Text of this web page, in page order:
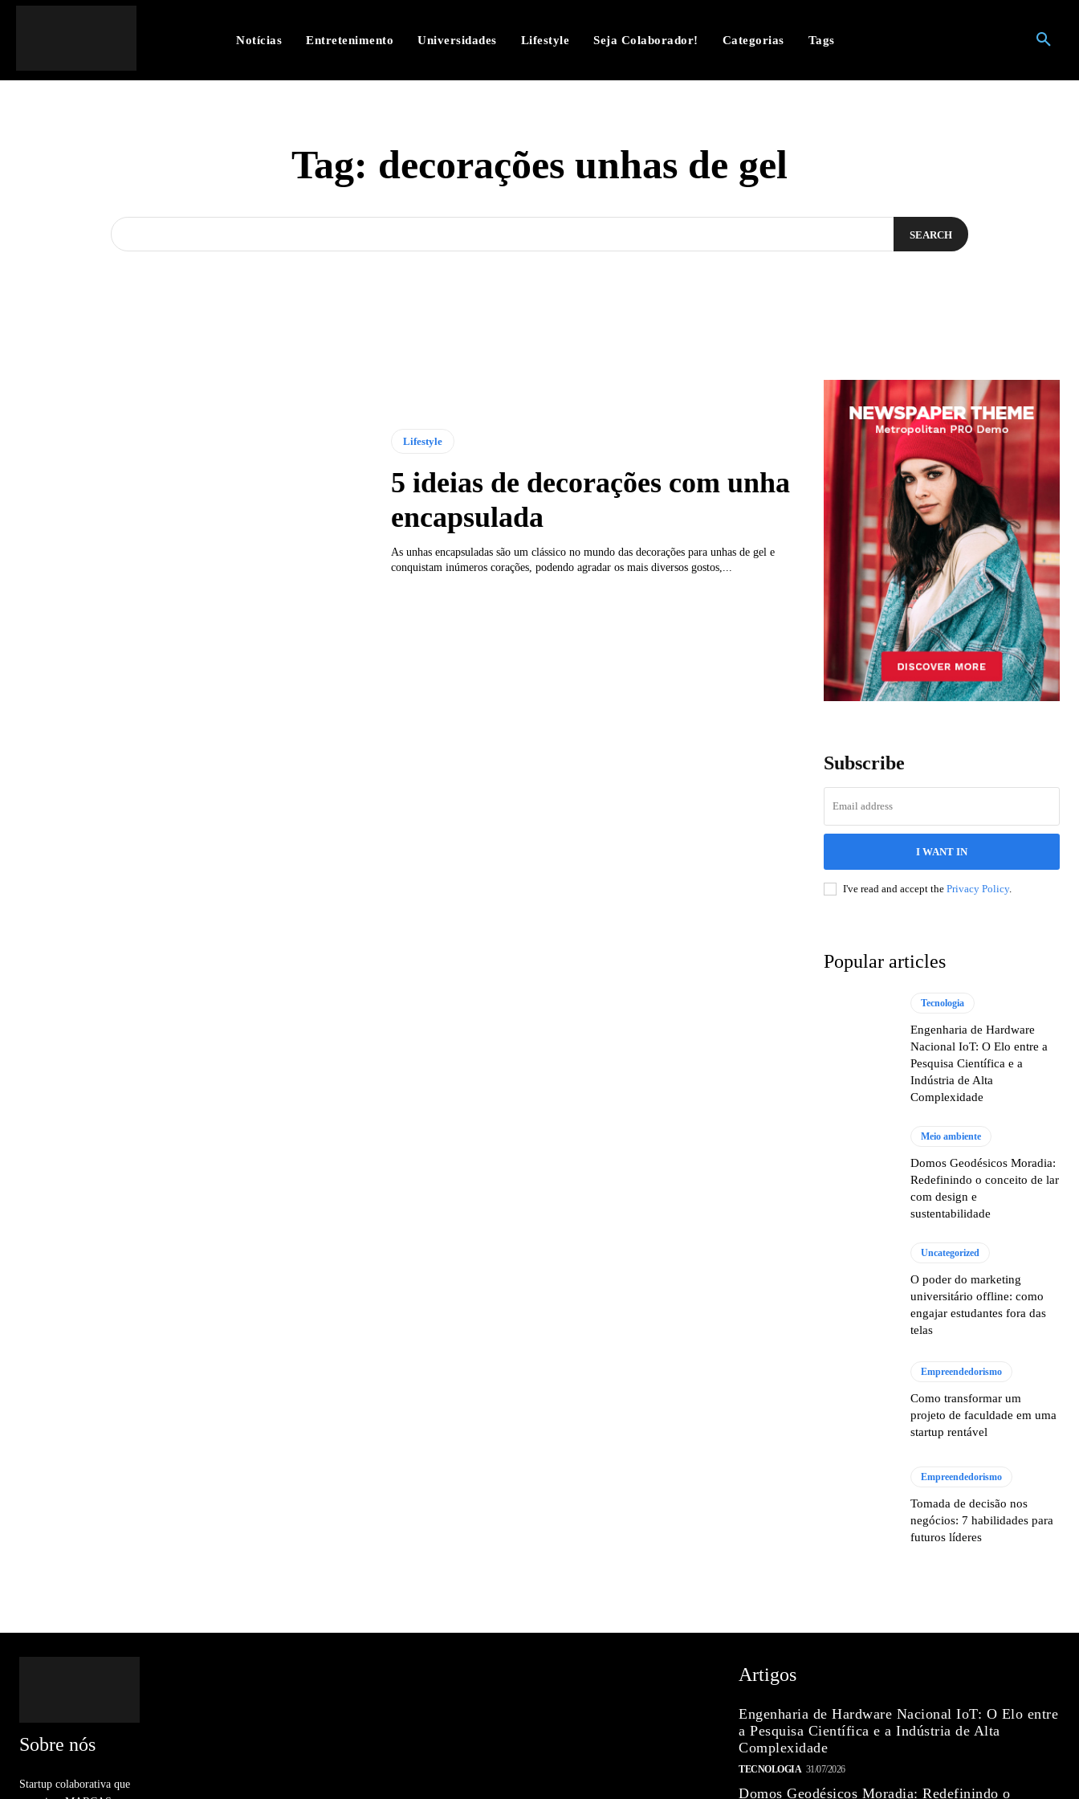
Notícias Entretenimento Universidades Lifestyle Seja Colaborador! Categorias Tags
Tag: decorações unhas de gel
SEARCH
Lifestyle
5 ideias de decorações com unha
encapsulada
As unhas encapsuladas são um clássico no mundo das decorações para unhas de gel e
conquistam inúmeros corações, podendo agradar os mais diversos gostos,...
Subscribe
I WANT IN
I've read and accept the Privacy Policy.
Popular articles
Tecnologia
Engenharia de Hardware
Nacional IoT: O Elo entre a
Pesquisa Científica e a
Indústria de Alta
Complexidade
Meio ambiente
Domos Geodésicos Moradia:
Redefinindo o conceito de lar
com design e
sustentabilidade
Uncategorized
O poder do marketing
universitário offline: como
engajar estudantes fora das
telas
Empreendedorismo
Como transformar um
projeto de faculdade em uma
startup rentável
Empreendedorismo
Tomada de decisão nos
negócios: 7 habilidades para
futuros líderes
Sobre nós
Startup colaborativa que
Artigos
Engenharia de Hardware Nacional IoT: O Elo entre
a Pesquisa Científica e a Indústria de Alta
Complexidade
TECNOLOGIA 31/07/2026
Domos Geodésicos Moradia: Redefinindo o